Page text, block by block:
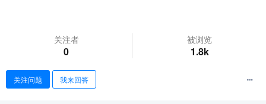
关注者
0
被浏览
1.8k
关注问题 我来回答